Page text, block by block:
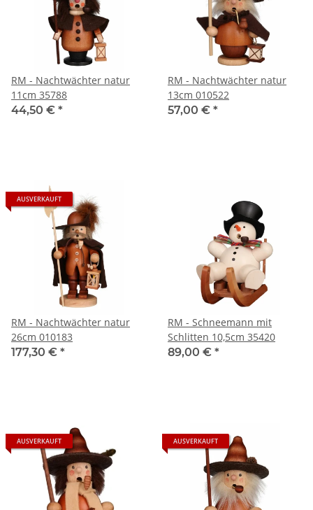
RM - Nachtwächter natur
11cm 35788
44,50 € *
RM - Nachtwächter natur
13cm 010522
57,00 € *
AUSVERKAUFT
RM - Nachtwächter natur
26cm 010183
177,30 € *
RM - Schneemann mit
Schlitten 10,5cm 35420
89,00 € *
AUSVERKAUFT AUSVERKAUFT